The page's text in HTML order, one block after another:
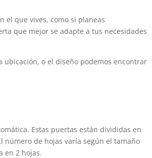
el que vives, como si planeas
que mejor se adapte a tus necesidades
o el diseño podemos encontrar
Estas puertas están divididas en
número de hojas varía según el tamaño
en 2 hojas.